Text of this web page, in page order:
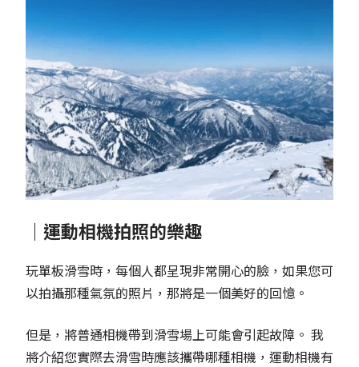
｜運動相機拍照的樂趣
玩單板滑雪時，每個人都呈現非常開心的臉，如果您可
以拍攝那種氣氛的照片，那將是一個美好的回憶。
但是，將普通相機帶到滑雪場上可能會引起故障。 我
將介紹您實際去滑雪時應該攜帶哪種相機，運動相機有